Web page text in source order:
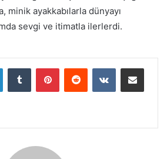
minik ayakkabılarla dünyayı
sevgi ve itimatla ilerlerdi.
LinkedInTumblr PinterestReddit VKontakteE-Posta ile paylaş